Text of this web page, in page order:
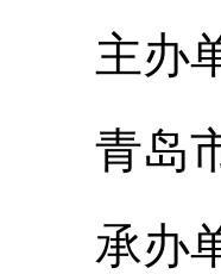
主办
青岛市
承办